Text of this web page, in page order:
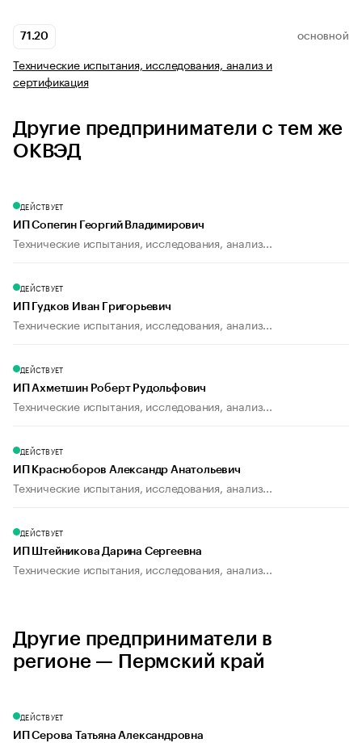
71.20 ОСНОВНОЙ
Технические испытания, исследования, анализ и
сертификация
Другие предприниматели с тем же
ОКВЭД
ДЕЙСТВУЕТ
ИП Сопегин Георгий Владимирович
Технические испытания, исследования, анализ...
ДЕЙСТВУЕТ
ИП Гудков Иван Григорьевич
Технические испытания, исследования, анализ...
ДЕЙСТВУЕТ
ИП Ахметшин Роберт Рудольфович
Технические испытания, исследования, анализ...
ДЕЙСТВУЕТ
ИП Красноборов Александр Анатольевич
Технические испытания, исследования, анализ...
ДЕЙСТВУЕТ
ИП Штейникова Дарина Сергеевна
Технические испытания, исследования, анализ...
Другие предприниматели в
регионе — Пермский край
ДЕЙСТВУЕТ
ИП Серова Татьяна Александровна